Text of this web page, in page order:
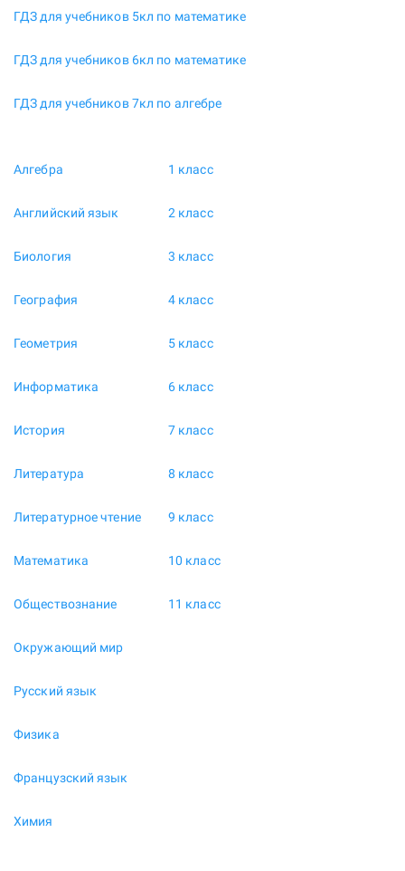
ГДЗ для учебников 5кл по математике
ГДЗ для учебников 6кл по математике
ГДЗ для учебников 7кл по алгебре
Алгебра
Английский язык
Биология
География
Геометрия
Информатика
История
Литература
Литературное чтение
Математика
Обществознание
Окружающий мир
Русский язык
Физика
Французский язык
Химия
1 класс
2 класс
3 класс
4 класс
5 класс
6 класс
7 класс
8 класс
9 класс
10 класс
11 класс